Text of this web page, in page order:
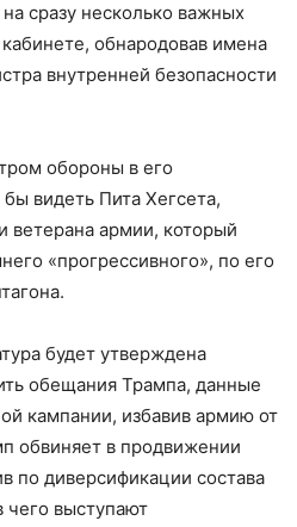
сразу несколько важных
обнародовав имена
внутренней безопасности
обороны в его
видеть Пита Хегсета,
ветерана армии, который
«прогрессивного», по его
будет утверждена
обещания Трампа, данные
кампании, избавив армию от
обвиняет в продвижении
по диверсификации состава
выступают